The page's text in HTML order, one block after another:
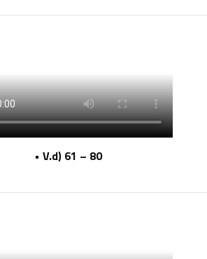
• V.d) 61 – 80